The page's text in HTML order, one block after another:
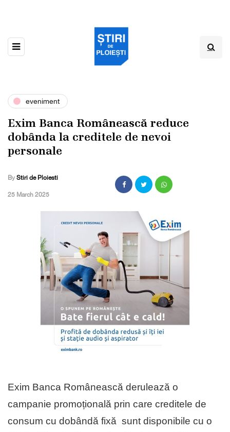
eveniment
Exim Banca Românească reduce
dobânda la creditele de nevoi
personale
By Stiri de Ploiesti
,25 March 2025
Exim Banca Românească derulează o
campanie promoțională prin care creditele de
consum cu dobândă fixă sunt disponibile cu o